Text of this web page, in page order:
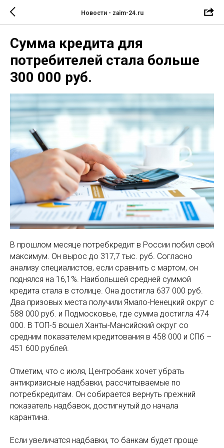
Новости - zaim-24.ru
Сумма кредита для
потребителей стала больше
300 000 руб.
В прошлом месяце потребкредит в России побил свой
максимум. Он вырос до 317,7 тыс. руб. Согласно
анализу специалистов, если сравнить с мартом, он
поднялся на 16,1%. Наибольшей средней суммой
кредита стала в столице. Она достигла 637 000 руб.
Два призовых места получили Ямало-Ненецкий округ с
588 000 руб. и Подмосковье, где сумма достигла 474
000. В ТОП-5 вошел Ханты-Мансийский округ со
средним показателем кредитования в 458 000 и СПб –
451 600 рублей.
Отметим, что с июля, Центробанк хочет убрать
антикризисные надбавки, рассчитываемые по
потребкредитам. Он собирается вернуть прежний
показатель надбавок, достигнутый до начала
карантина.
Если увеличатся надбавки, то банкам будет проще